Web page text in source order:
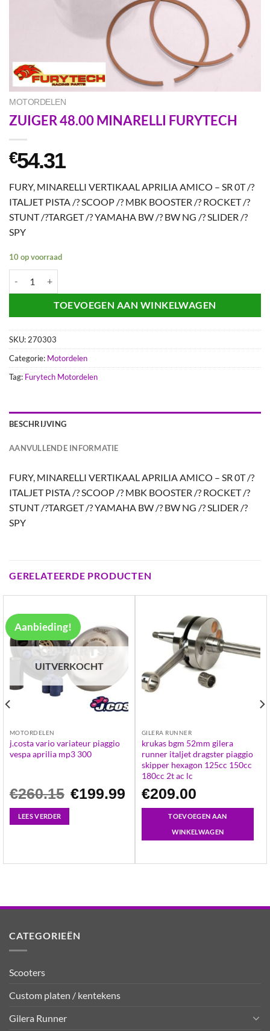
MOTORDELEN
ZUIGER 48.00 MINARELLI FURYTECH
€54.31
FURY, MINARELLI VERTIKAAL APRILIA AMICO – SR 0T /?
ITALJET PISTA /? SCOOP /? MBK BOOSTER /? ROCKET /?
STUNT /?TARGET /? YAMAHA BW /? BW NG /? SLIDER /?
SPY
10 op voorraad
TOEVOEGEN AAN WINKELWAGEN
SKU: 270303
Categorie: Motordelen
Tag: Furytech Motordelen
BESCHRIJVING
AANVULLENDE INFORMATIE
FURY, MINARELLI VERTIKAAL APRILIA AMICO – SR 0T /?
ITALJET PISTA /? SCOOP /? MBK BOOSTER /? ROCKET /?
STUNT /?TARGET /? YAMAHA BW /? BW NG /? SLIDER /?
SPY
GERELATEERDE PRODUCTEN
Aanbieding!
UITVERKOCHT
MOTORDELEN
j.costa vario variateur piaggio
vespa aprilia mp3 300
€260.15
Oorspronkelijke
prijs
€199.99 Huidige
prijs
LEES VERDER
GILERA RUNNER
krukas bgm 52mm gilera
runner italjet dragster piaggio
skipper hexagon 125cc 150cc
180cc 2t ac lc
€209.00
TOEVOEGEN AAN
WINKELWAGEN
CATEGORIEËN
Scooters
Custom platen / kentekens
Gilera Runner